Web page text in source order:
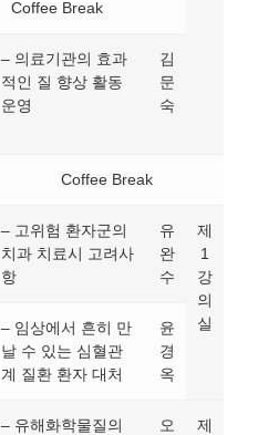
Coffee Break
– 의료기관의 효과
적인 질 향상 활동
운영
김
문
숙
Coffee Break
– 고위험 환자군의
치과 치료시 고려사
항
유
완
수
제
1
강
의
실
– 임상에서 흔히 만
날 수 있는 심혈관
계 질환 환자 대처
윤
경
옥
– 유해화학물질의
오
제